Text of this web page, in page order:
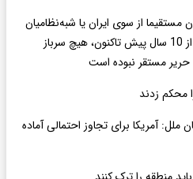
مستقیما از سوی ایران یا شبه‌نظامیان
در عراق صورت می‌گیرد/ از 10 سال پیش تاکنون، هیچ سرباز
حریر مستقر نبوده است
محکم زدند
ملل: آمریکا برای تجاوز احتمالی آماده